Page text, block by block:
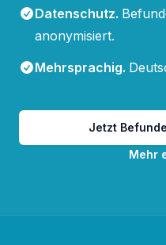
Datenschutz.
anonymisiert.
Mehrsprachig.
Jetzt
Mehr